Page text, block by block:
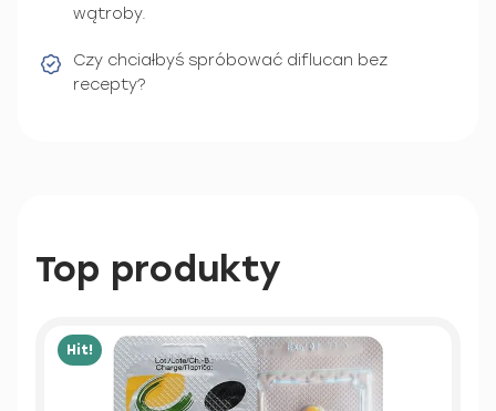
wątroby.
Czy chciałbyś spróbować diflucan bez
recepty?
Top produkty
Hit!